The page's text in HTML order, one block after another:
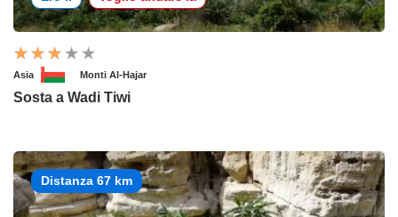
Asia Monti Al-Hajar
Sosta a Wadi Tiwi
Distanza 67 km